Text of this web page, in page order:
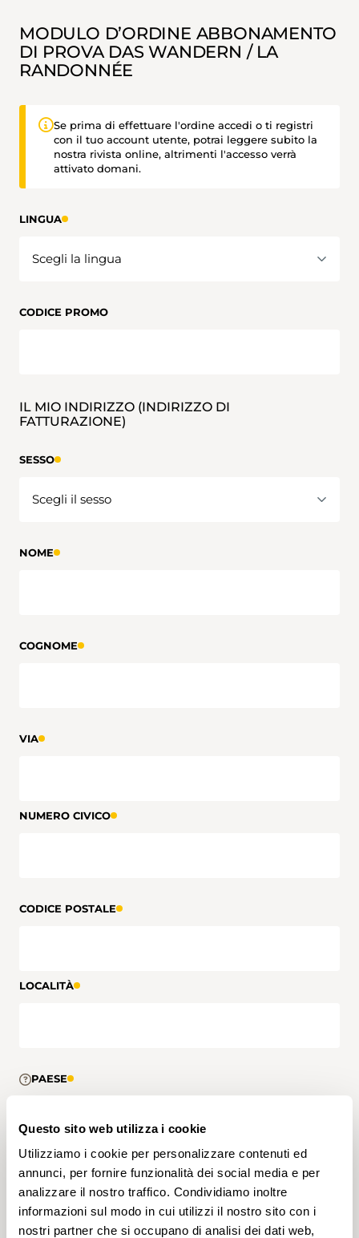
Questo sito web utilizza i cookie
Utilizziamo i cookie per personalizzare contenuti ed
annunci, per fornire funzionalità dei social media e per
analizzare il nostro traffico. Condividiamo inoltre
informazioni sul modo in cui utilizzi il nostro sito con i
nostri partner che si occupano di analisi dei dati web,
MODULO D’ORDINE ABBONAMENTO
DI PROVA DAS WANDERN / LA
RANDONNÉE
Se prima di effettuare l'ordine accedi o ti registri
con il tuo account utente, potrai leggere subito la
nostra rivista online, altrimenti l'accesso verrà
attivato domani.
LINGUA
CODICE PROMO
IL MIO INDIRIZZO (INDIRIZZO DI
FATTURAZIONE)
SESSO
NOME
COGNOME
VIA
NUMERO CIVICO
CODICE POSTALE
LOCALITÀ
PAESE
TELEFONO DIRETTO